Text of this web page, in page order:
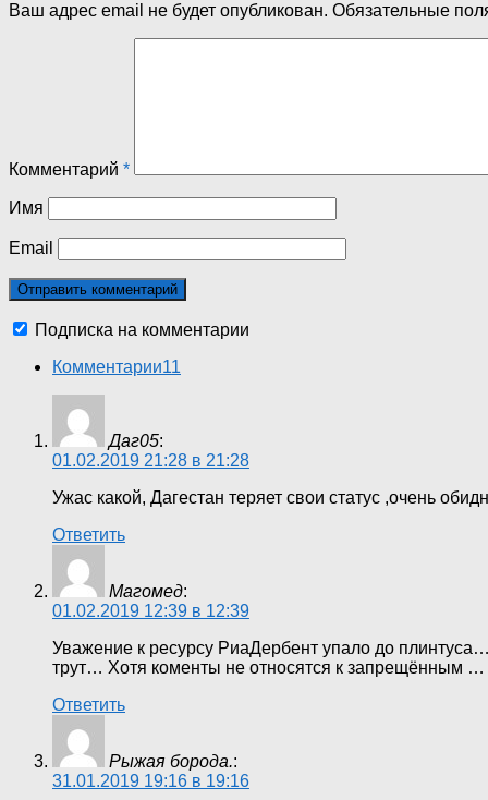
Ваш адрес email не будет опубликован. Обязательные
Комментарий *
Имя
Email
Подписка на комментарии
Комментарии11
Даг05:
01.02.2019 21:28 в 21:28
Ужас какой, Дагестан теряет свои статус ,очень
Ответить
Магомед:
01.02.2019 12:39 в 12:39
Уважение к ресурсу РиаДербент упало до
трут… Хотя коменты не относятся к запрещённым …
Ответить
Рыжая борода.:
31.01.2019 19:16 в 19:16